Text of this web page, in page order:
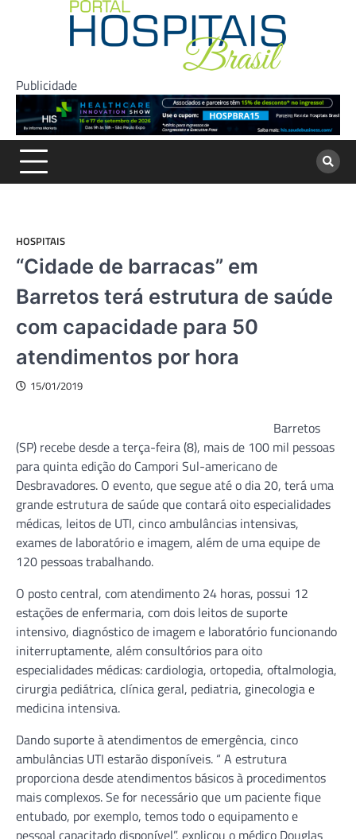
Publicidade
HOSPITAIS
“Cidade de barracas” em
Barretos terá estrutura de saúde
com capacidade para 50
atendimentos por hora
15/01/2019
Barretos
(SP) recebe desde a terça-feira (8), mais de 100 mil pessoas
para quinta edição do Campori Sul-americano de
Desbravadores. O evento, que segue até o dia 20, terá uma
grande estrutura de saúde que contará oito especialidades
médicas, leitos de UTI, cinco ambulâncias intensivas,
exames de laboratório e imagem, além de uma equipe de
120 pessoas trabalhando.
O posto central, com atendimento 24 horas, possui 12
estações de enfermaria, com dois leitos de suporte
intensivo, diagnóstico de imagem e laboratório funcionando
initerruptamente, além consultórios para oito
especialidades médicas: cardiologia, ortopedia, oftalmologia,
cirurgia pediátrica, clínica geral, pediatria, ginecologia e
medicina intensiva.
Dando suporte à atendimentos de emergência, cinco
ambulâncias UTI estarão disponíveis. “ A estrutura
proporciona desde atendimentos básicos à procedimentos
mais complexos. Se for necessário que um paciente fique
entubado, por exemplo, temos todo o equipamento e
pessoal capacitado disponível”, explicou o médico Douglas